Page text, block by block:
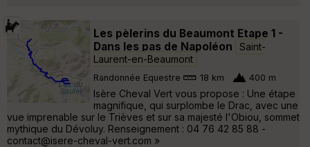
Les pèlerins du Beaumont Etape 1 -
Dans les pas de Napoléon
Saint-
Laurent-en-Beaumont
Randonnée Equestre 18 km 400 m
Isère Cheval Vert vous propose : Une étape
magnifique, qui surplombe le Drac, avec une
vue imprenable sur le Trièves et sur sa majesté l'Obiou, sommet
mythique du Dévoluy. Renseignement : 04 76 42 85 88 -
contact@isere-cheval-vert.com »